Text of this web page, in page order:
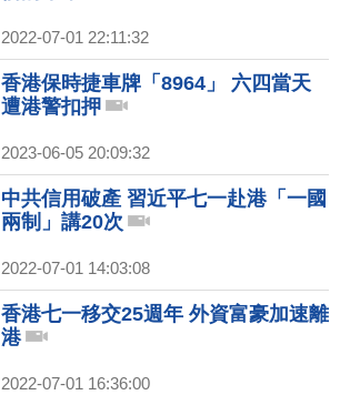
2022-07-01 22:11:32
香港保時捷車牌「8964」 六四當天
遭港警扣押
2023-06-05 20:09:32
中共信用破產 習近平七一赴港「一國
兩制」講20次
2022-07-01 14:03:08
香港七一移交25週年 外資富豪加速離
港
2022-07-01 16:36:00